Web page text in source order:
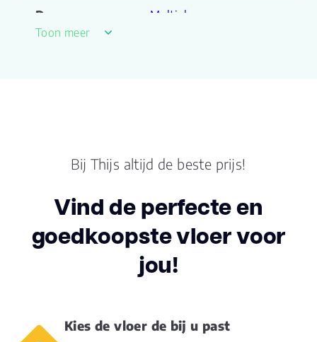
Drager Multiplex
Breedte plank
22.00
Inhoud pak (m2) 2.9040
Aantal per pak 6
Dikte plank (mm) 15.0
Toon meer
Bij Thijs altijd de beste prijs!
Vind de perfecte en
goedkoopste vloer voor
jou!
Kies de vloer de bij u past